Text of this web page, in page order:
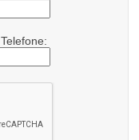
Telefone: